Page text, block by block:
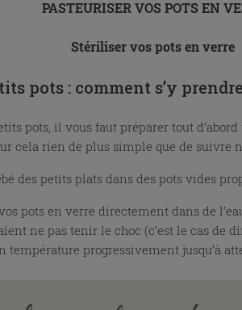
PASTEURISER VOS POTS EN
Stériliser vos pots en verre
pots : comment s’y
pots, il vous faut préparer tout
cela rien de plus simple que de suivre
des petits plats dans des pots vides
pots en verre directement dans de
ne pas tenir le choc (c’est le cas de
température progressivement jusqu’à